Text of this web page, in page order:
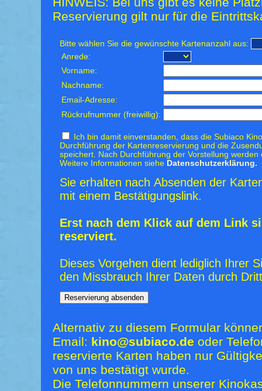
Reservierung gilt nur für die
Bitte wählen Sie die gewünschte Kartenanzahl aus:
Anrede:
Vorname:
Nachname:
Email-Adresse:
Rückrufnummer (freiwillig):
Ich bin damit einverstanden, dass die Subiaco
Durchführung der Kartenreservierung und die
speichert. Nach Durchführung der Vorstellung
Weitere Informationen siehe Datenschutzerklärung.
Sie erhalten nach Absenden der
mit einem Bestätigungslink.
Erst nach dem Klick auf dem Link
reserviert.
Dieses Vorgehen dient lediglich Ihrer
den Missbrauch Ihrer Daten durch
Alternativ zu diesem Formular
Email: kino@subiaco.de oder
reservierte Karten haben nur
von uns bestätigt wurde.
Die Telefonnummern unserer